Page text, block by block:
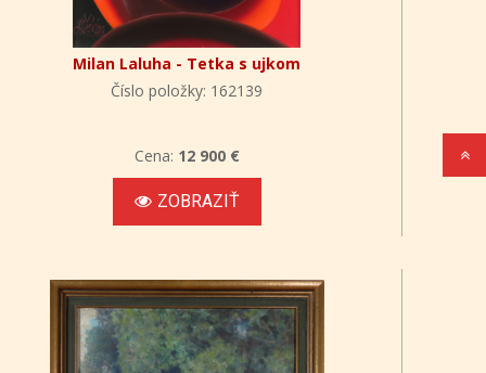
Milan Laluha - Tetka s ujkom
Číslo položky: 162139
Cena: 12 900 €
ZOBRAZIŤ